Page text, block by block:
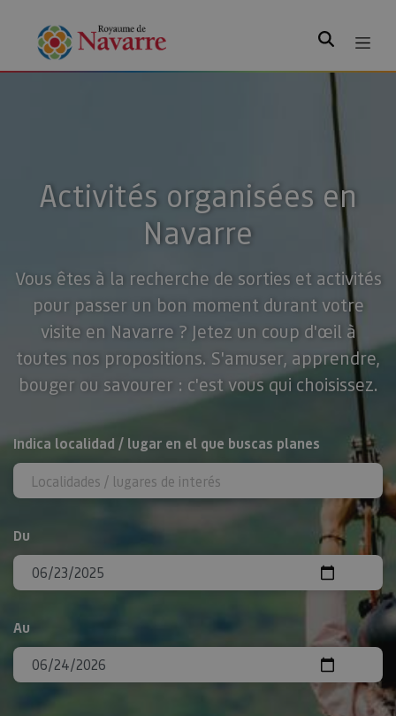
Rechercher
Activités organisées en
Navarre
Vous êtes à la recherche de sorties et activités
pour passer un bon moment durant votre
visite en Navarre ? Jetez un coup d'œil à
toutes nos propositions. S'amuser, apprendre,
bouger ou savourer : c'est vous qui choisissez.
Rechercher
Indica localidad / lugar en el que buscas planes
Du
Au